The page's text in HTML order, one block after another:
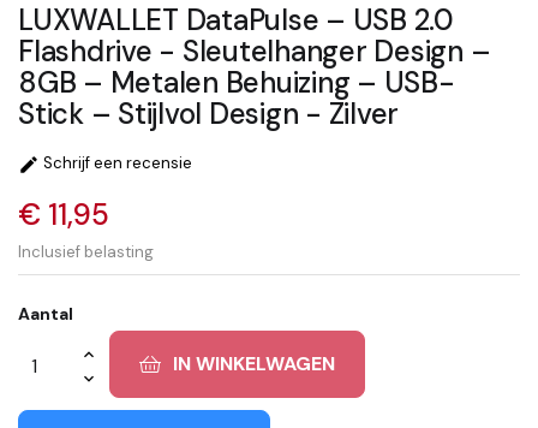
LUXWALLET DataPulse – USB 2.0
Flashdrive - Sleutelhanger Design –
8GB – Metalen Behuizing – USB-
Stick – Stijlvol Design - Zilver
 Schrijf een recensie
€ 11,95
Inclusief belasting
Aantal
IN WINKELWAGEN